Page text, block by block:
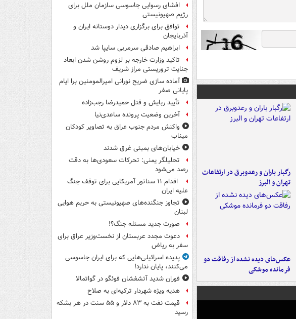
رگبار باران و رعدوبرق در ارتفاعات
تهران و البرز
عکس‌های دیده نشده از رفاقت دو
فرمانده‌ موشکی
افشای رسوایی جاسوسی سازمان ملل برای
رژیم صهیونیستی
توافق برای برگزاری دیدار دوستانه ایران و
آذربایجان
ابراهیم صادقی سرمربی سایپا شد
تاکید وزارت خارجه بر لزوم روشن شدن ابعاد
جنایت تروریستی مراز شریف
آماده سازی ضریح نورانی امیرالمومنین برا ایام
پایانی صفر
تأیید ربایش و قتل حمیدرضا رجب‌زاده
آخرین وضعیت پرونده ساعدی‌نیا
واکنش مردم جنوب عراق به تصاویر کودکان
میناب
خیابان‌های بمبئی غرق شدند
تحلیلگر یمنی: تحرکات سعودی‌ها به دقت
رصد می‌شود
اقدام ۱۱ سناتور آمریکایی برای توقف جنگ
علیه ایران
تجاوز جنگنده‌های صهیونیستی به حریم هوایی
لبنان
صورت جدید مسئله جنگ؟!
دعوت مجدد عربستان از نخست‌وزیر عراق برای
سفر به ریاض
پدیده اسرائیلی‌هایی که برای ایران جاسوسی
می‌کنند، پایان ندارد!
فوران شدید آتشفشان فوئگو در گواتمالا
هدیه ویژه شهردار ترکیه‌ای به صلاح
قیمت نفت به ۸۳ دلار و ۵۵ سنت در هر بشکه
رسید